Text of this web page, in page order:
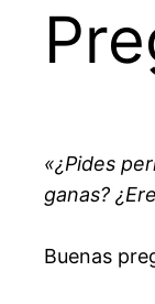
«¿Pides
ganas?
Buenas